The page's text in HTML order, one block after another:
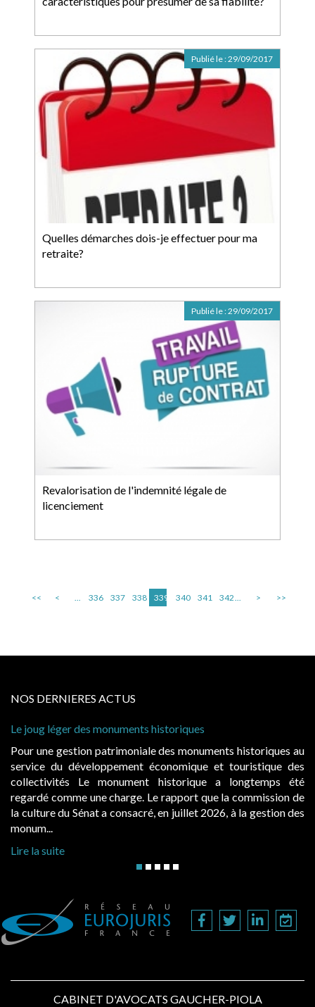
Quelles démarches dois-je effectuer pour ma
retraite?
Publié le :29/09/2017
Revalorisation de l'indemnité légale de
licenciement
Publié le :29/09/2017
<< < ... 336 337 338 339 340 341 342... > >>
NOS DERNIERES ACTUS
des monuments historiques
patrimoniale des monuments historiques au
économique et touristique des
Le monument historique a longtemps été
une charge. Le rapport que la commission de
a consacré, en juillet 2026, à la gestion des
Evocatrices
également un
public, elles
d’occupation.
CABINET D'AVOCATS GAUCHER-PIOLA